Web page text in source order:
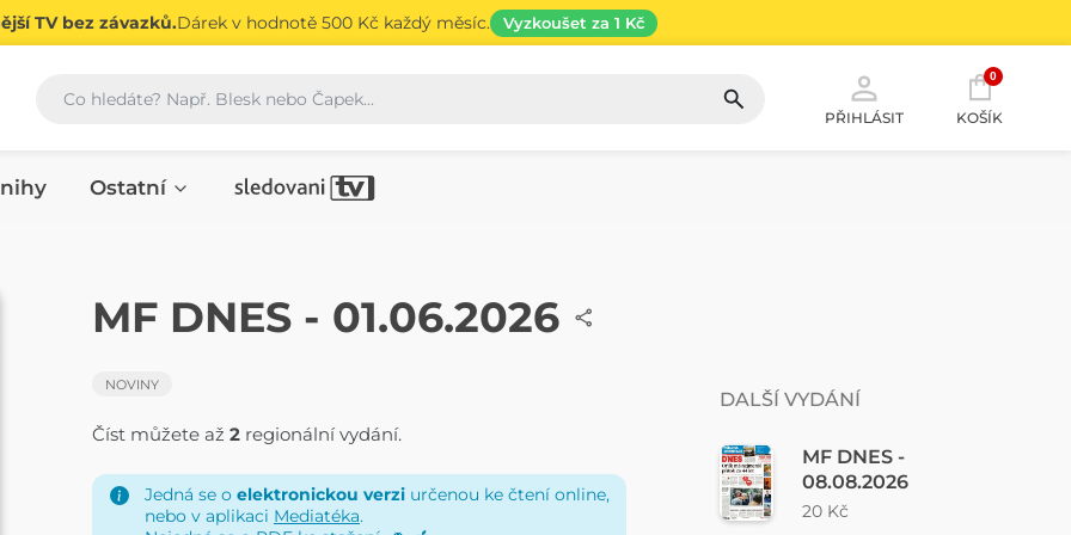
TV bez závazků.Dárek v hodnotě 500 Kč každý měsíc. Vyzkoušet za 1 Kč
Vyhledávání
PŘIHLÁSIT
0
KOŠÍK
Ostatní
NOVINY
MF DNES - 01.06.2026
NOVINY
Číst můžete až 2 regionální vydání.
Jedná se o elektronickou verzi určenou ke čtení online,
nebo v aplikaci Mediatéka.
DALŠÍ VYDÁNÍ
MF DNES -
08.08.2026
20 Kč